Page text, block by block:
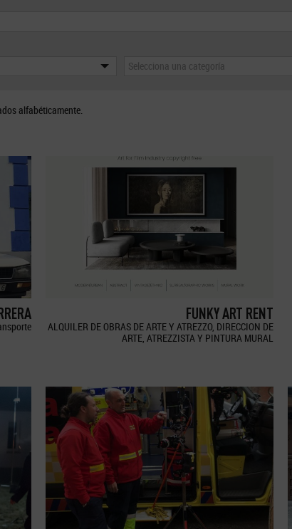
Selecciona una categoría
alfabéticamente.
FUNKY ART RENT
ALQUILER DE OBRAS DE ARTE Y ATREZZO, DIRECCION DE
ARTE, ATREZZISTA Y PINTURA MURAL